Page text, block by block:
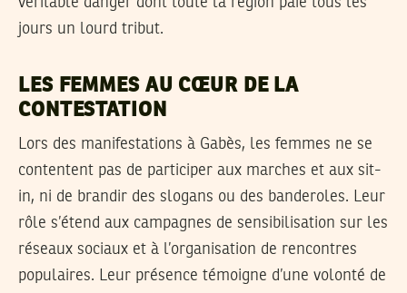
jours un lourd tribut.
LES FEMMES AU CŒUR DE LA
CONTESTATION
Lors des manifestations à Gabès, les femmes ne se
contentent pas de participer aux marches et aux sit-
in, ni de brandir des slogans ou des banderoles. Leur
rôle s’étend aux campagnes de sensibilisation sur les
réseaux sociaux et à l’organisation de rencontres
populaires. Leur présence témoigne d’une volonté de